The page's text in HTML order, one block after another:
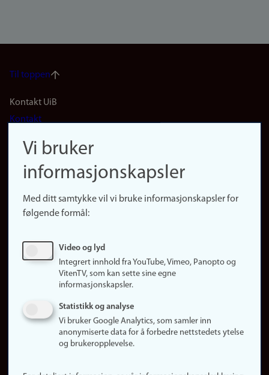
Til toppen
Footer
(no)
Kontakt UiB
Kontakt
Finn forsker
Presse
Finn studier
Ledige stillinger
Om nettstedet
Informasjonskapsler
Vi bruker
informasjonskapsler
Med ditt samtykke vil vi bruke informasjonskapsler for
følgende formål:
Video og lyd
Integrert innhold fra YouTube, Vimeo, Panopto og
VitenTV, som kan sette sine egne
informasjonskapsler.
Statistikk og analyse
Vi bruker Google Analytics, som samler inn
anonymiserte data for å forbedre nettstedets ytelse
og brukeropplevelse.